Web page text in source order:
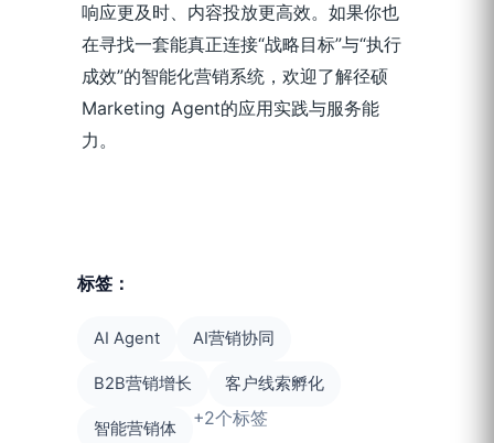
响应更及时、内容投放更高效。如果你也
在寻找一套能真正连接“战略目标”与“执行
成效”的智能化营销系统，欢迎了解径硕
Marketing Agent的应用实践与服务能
力。
标签：
AI Agent AI营销协同
B2B营销增长 客户线索孵化
智能营销体 +2个标签